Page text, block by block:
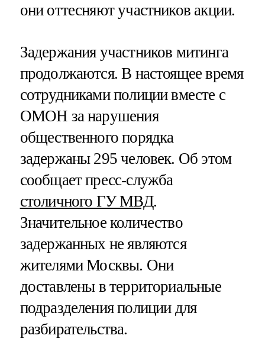
они оттесняют участников акции.
Задержания участников митинга
продолжаются. В настоящее время
сотрудниками полиции вместе с
ОМОН за нарушения
общественного порядка
задержаны 295 человек. Об этом
сообщает пресс-служба
столичного ГУ МВД.
Значительное количество
задержанных не являются
жителями Москвы. Они
доставлены в территориальные
подразделения полиции для
разбирательства.